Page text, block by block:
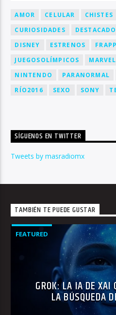
AMOR CELULAR CHISTES
CURIOSIDADES
DESTACADO
DISNEY
ESTRENOS
JUEGOSOLÍMPICOS
MARVEL
NINTENDO
PARANORMAL
RÍO2016
SEXO SONY
SÍGUENOS EN TWITTER
Tweets by masradiomx
TAMBIÉN TE PUEDE GUSTAR
FEATURED
GROK: LA IA DE XAI
LA BÚSQUEDA